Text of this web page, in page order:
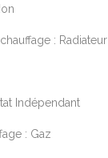
: Radiateur
Indépendant
: Gaz